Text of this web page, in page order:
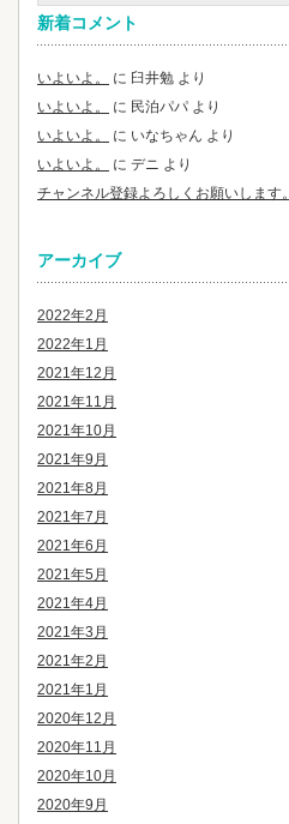
新着コメント
いよいよ。 に 臼井勉 より
いよいよ。
に 民泊パパ より
いよいよ。
に いなちゃん より
いよいよ。
に デニ より
チャンネル登録よろしくお願いします。
アーカイブ
2022年2月
2022年1月
2021年12月
2021年11月
2021年10月
2021年9月
2021年8月
2021年7月
2021年6月
2021年5月
2021年4月
2021年3月
2021年2月
2021年1月
2020年12月
2020年11月
2020年10月
2020年9月